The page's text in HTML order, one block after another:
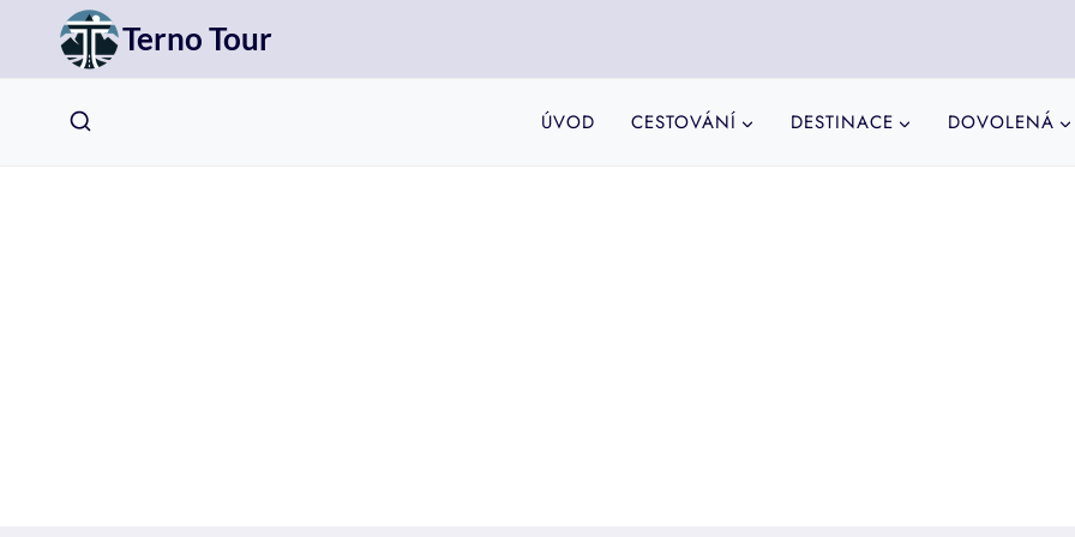
Přeskočit
obsah
Terno Tour
ÚVOD CESTOVÁNÍ DESTINACE DOVOLENÁ